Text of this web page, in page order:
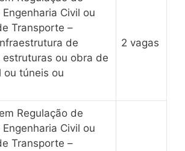
Civil ou
Transporte –
de
ou obra de
ou túneis ou
2 vagas
Regulação de
Civil ou
Transporte –